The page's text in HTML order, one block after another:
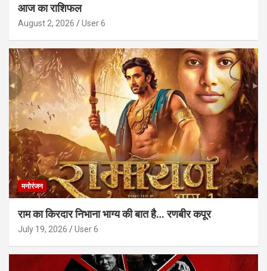
आज का राशिफल
August 2, 2026 User 6
मनोरंजन
राम का किरदार निभाना भाग्य की बात है… रणबीर कपूर
July 19, 2026 User 6